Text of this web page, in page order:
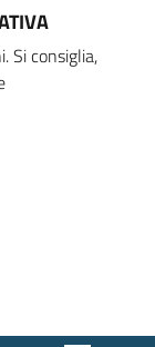
Si consiglia,